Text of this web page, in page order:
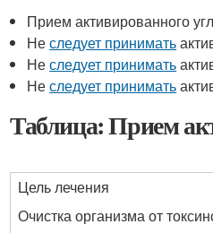
Прием активированного
Неследует принимать
Неследует принимать
Неследует принимать
Таблица: Прием
Цель лечения
Очистка организма от